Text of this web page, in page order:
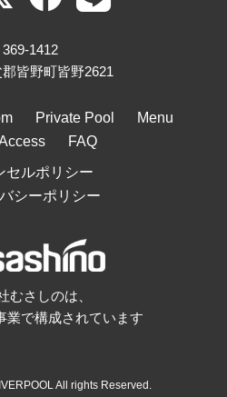
369-1412
皆野町皆野2621
Private Pool
Menu
FAQ
セルポリシー
シーポリシー
むさしのは、
業で構成されています
All rights Reserved.